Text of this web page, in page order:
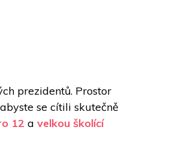
prezidentů. Prostor
se cítili skutečně
12 a velkou školící